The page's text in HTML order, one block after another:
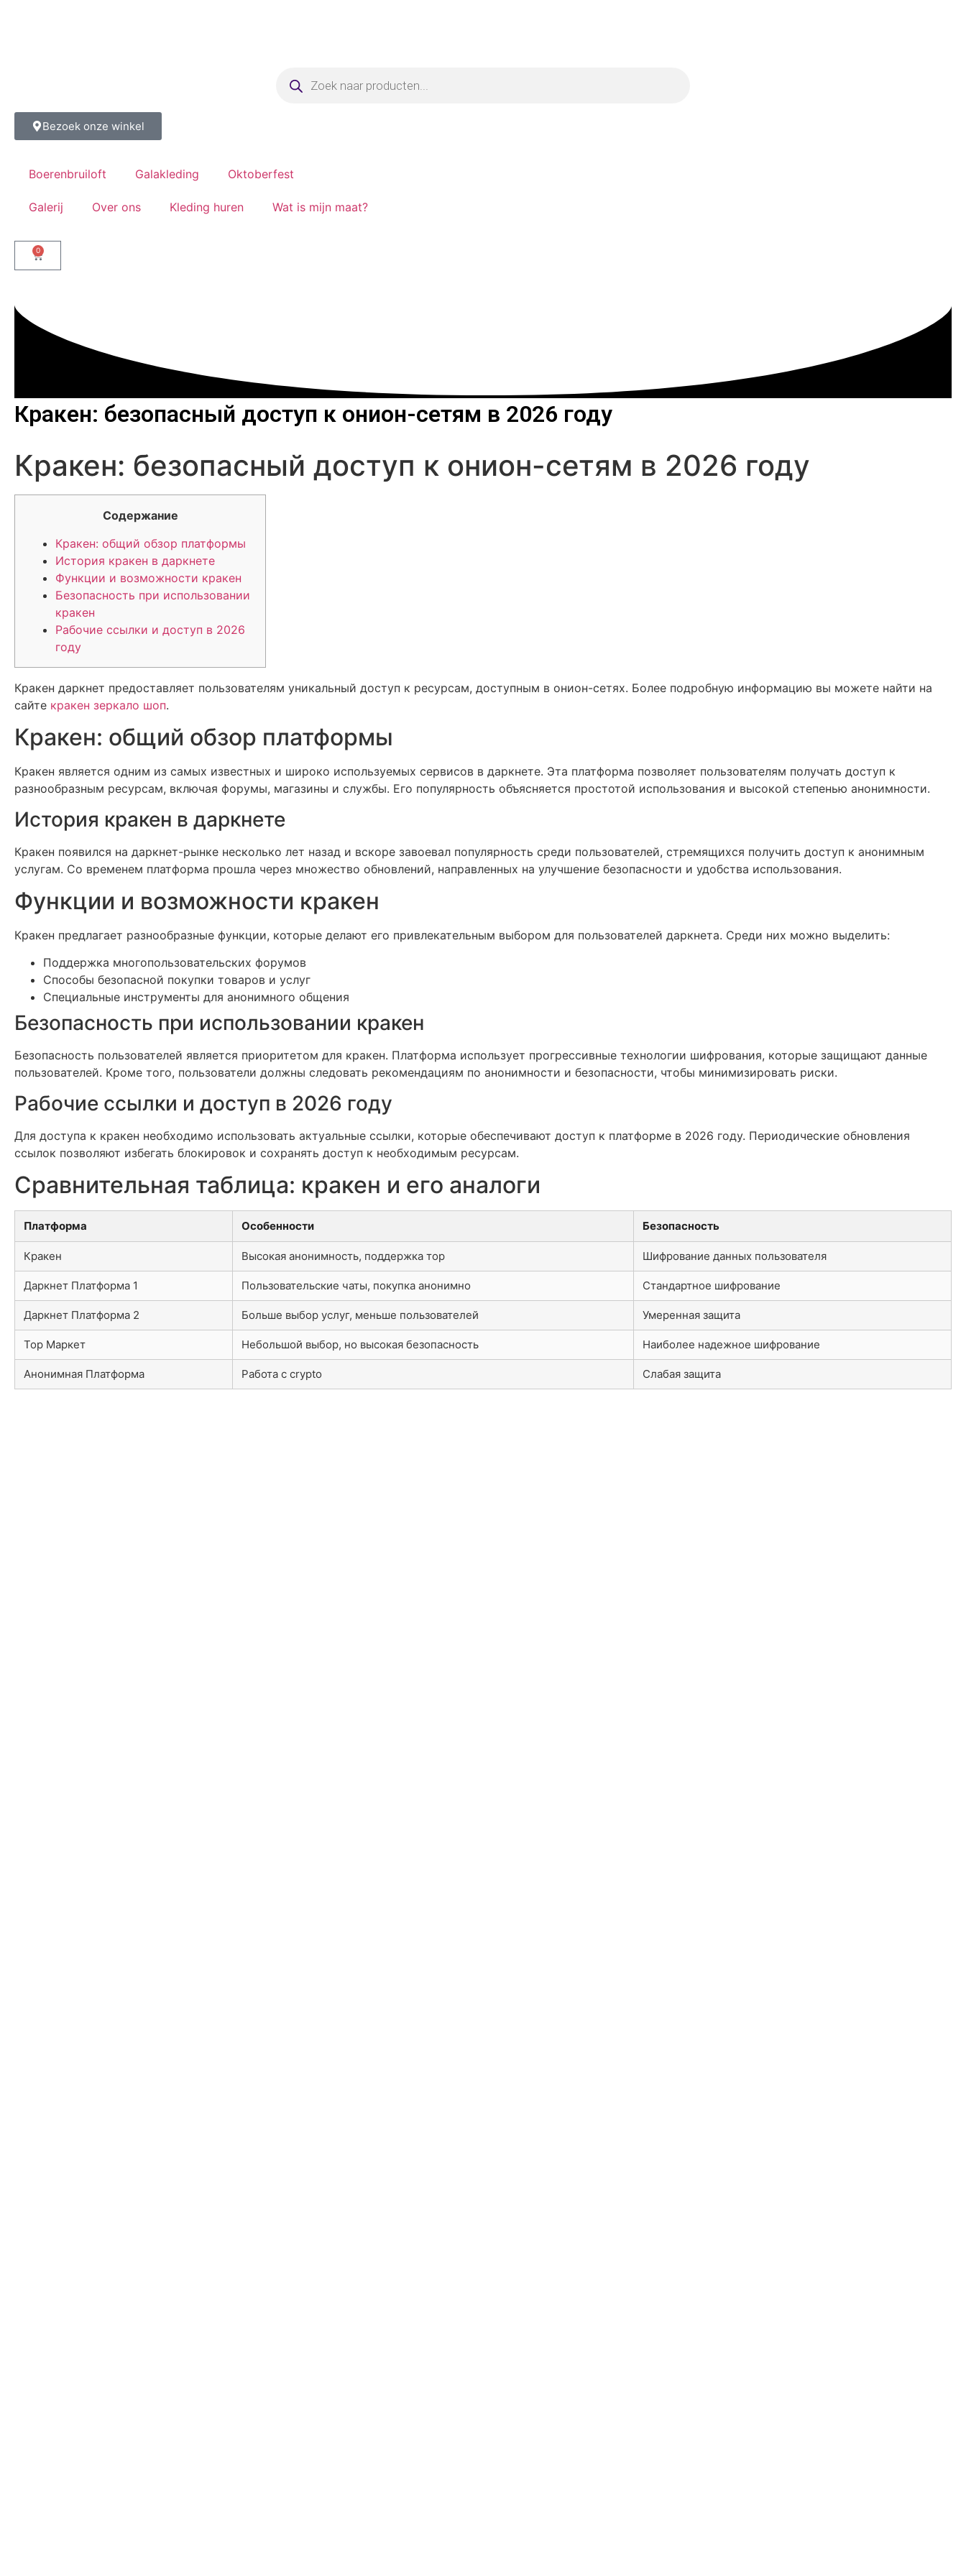
Bezoek onze winkel
Boerenbruiloft Galakleding Oktoberfest
Galerij Over ons Kleding huren Wat is mijn maat?
0
Кракен: безопасный доступ к онион-сетям в 2026 году
Кракен: безопасный доступ к онион-сетям в 2026 году
Содержание
Кракен: общий обзор платформы
История кракен в даркнете
Функции и возможности кракен
Безопасность при использовании
кракен
Рабочие ссылки и доступ в 2026
году
Кракен даркнет предоставляет пользователям уникальный доступ к ресурсам, доступным в онион-сетях. Более подробную информацию вы можете найти на
сайте кракен зеркало шоп.
Кракен: общий обзор платформы
Кракен является одним из самых известных и широко используемых сервисов в даркнете. Эта платформа позволяет пользователям получать доступ к
разнообразным ресурсам, включая форумы, магазины и службы. Его популярность объясняется простотой использования и высокой степенью анонимности.
История кракен в даркнете
Кракен появился на даркнет-рынке несколько лет назад и вскоре завоевал популярность среди пользователей, стремящихся получить доступ к анонимным
услугам. Со временем платформа прошла через множество обновлений, направленных на улучшение безопасности и удобства использования.
Функции и возможности кракен
Кракен предлагает разнообразные функции, которые делают его привлекательным выбором для пользователей даркнета. Среди них можно выделить:
Поддержка многопользовательских форумов
Способы безопасной покупки товаров и услуг
Специальные инструменты для анонимного общения
Безопасность при использовании кракен
Безопасность пользователей является приоритетом для кракен. Платформа использует прогрессивные технологии шифрования, которые защищают данные
пользователей. Кроме того, пользователи должны следовать рекомендациям по анонимности и безопасности, чтобы минимизировать риски.
Рабочие ссылки и доступ в 2026 году
Для доступа к кракен необходимо использовать актуальные ссылки, которые обеспечивают доступ к платформе в 2026 году. Периодические обновления
ссылок позволяют избегать блокировок и сохранять доступ к необходимым ресурсам.
Сравнительная таблица: кракен и его аналоги
Платформа Особенности Безопасность
Кракен Высокая анонимность, поддержка тор Шифрование данных пользователя
Даркнет Платформа 1 Пользовательские чаты, покупка анонимно Стандартное шифрование
Даркнет Платформа 2 Больше выбор услуг, меньше пользователей Умеренная защита
Тор Маркет Небольшой выбор, но высокая безопасность Наиболее надежное шифрование
Анонимная Платформа Работа с crypto Слабая защита